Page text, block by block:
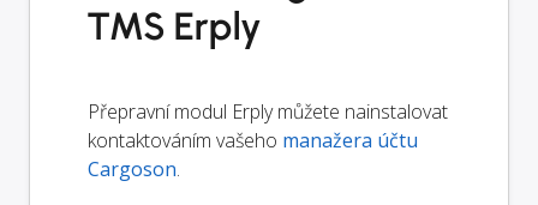
TMS Erply
Přepravní modul Erply můžete nainstalovat
kontaktováním vašeho manažera účtu
Cargoson.